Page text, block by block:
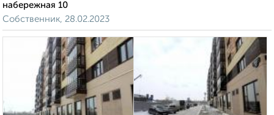
набережная 10
Собственник, 28.02.2023